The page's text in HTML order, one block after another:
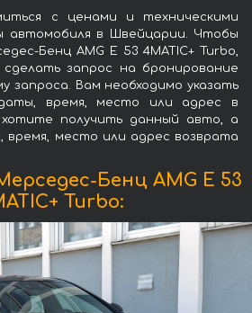
с ценами и техническими
автомобиля в Швейцарии. Чтобы
Бенц AMG E 53 4MATIC+ Turbo,
запрос на бронирование
запроса. Вам необходимо указать
время, место или адрес в
получить данный авто, а
время, место или адрес возврата
Бенц AMG E 53
Turbo: